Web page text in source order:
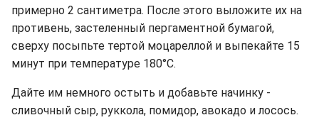
примерно 2 сантиметра. После этого выложите их на
противень, застеленный пергаментной бумагой,
сверху посыпьте тертой моцареллой и выпекайте 15
минут при температуре 180°C.
Дайте им немного остыть и добавьте начинку -
сливочный сыр, руккола, помидор, авокадо и лосось.